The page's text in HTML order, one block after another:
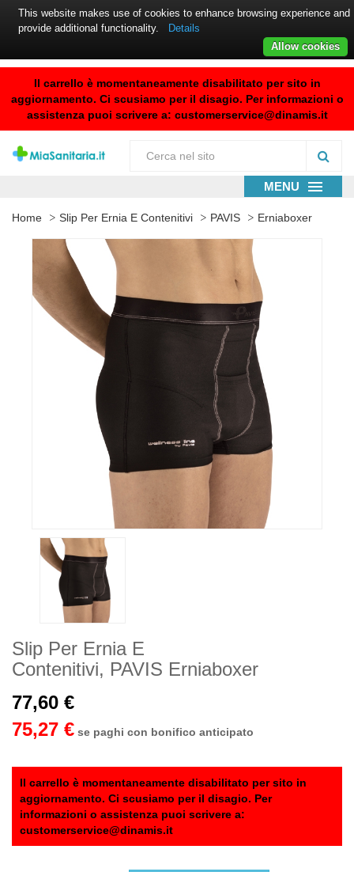
Il carrello è momentaneamente disabilitato per sito in
aggiornamento. Ci scusiamo per il disagio. Per informazioni o
assistenza puoi scrivere a: customerservice@dinamis.it
MENU
Home Slip Per Ernia E Contenitivi PAVIS Erniaboxer
Slip Per Ernia E
Contenitivi, PAVIS Erniaboxer
77,60 €
75,27 € se paghi con bonifico anticipato
Il carrello è momentaneamente disabilitato per sito in
aggiornamento. Ci scusiamo per il disagio. Per
informazioni o assistenza puoi scrivere a:
customerservice@dinamis.it
This website makes use of cookies to enhance browsing experience and
provide additional functionality.
Details
Allow cookies